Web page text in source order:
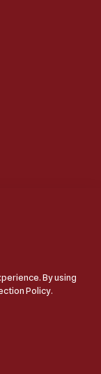
RIGHTS
GOOGLE
By using
Policy.